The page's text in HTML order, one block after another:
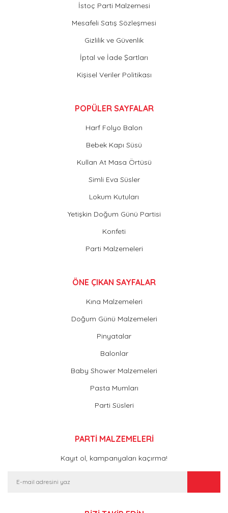
İstoç Parti Malzemesi
Mesafeli Satış Sözleşmesi
Gizlilik ve Güvenlik
İptal ve İade Şartları
Kişisel Veriler Politikası
POPÜLER SAYFALAR
Harf Folyo Balon
Bebek Kapı Süsü
Kullan At Masa Örtüsü
Simli Eva Süsler
Lokum Kutuları
Yetişkin Doğum Günü Partisi
Konfeti
Parti Malzemeleri
ÖNE ÇIKAN SAYFALAR
Kına Malzemeleri
Doğum Günü Malzemeleri
Pinyatalar
Balonlar
Baby Shower Malzemeleri
Pasta Mumları
Parti Süsleri
PARTİ MALZEMELERİ
Kayıt ol, kampanyaları kaçırma!